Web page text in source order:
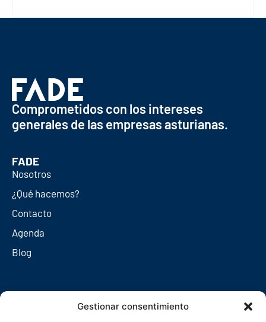
Gestionar consentimiento
Comprometidos con los intereses
generales de las empresas asturianas.
FADE
Nosotros
¿Qué hacemos?
Contacto
Agenda
Blog
Redes sociales